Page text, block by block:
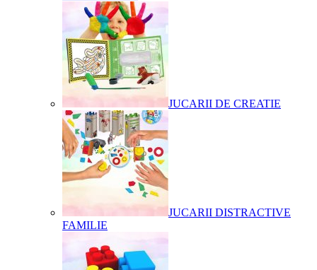
JUCARII DE CREATIE
JUCARII DISTRACTIVE
FAMILIE